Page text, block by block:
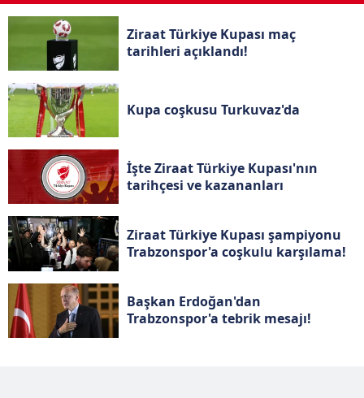
Ziraat Türkiye Kupası maç
tarihleri açıklandı!
Kupa coşkusu Turkuvaz'da
İşte Ziraat Türkiye Kupası'nın
tarihçesi ve kazananları
Ziraat Türkiye Kupası şampiyonu
Trabzonspor'a coşkulu karşılama!
Başkan Erdoğan'dan
Trabzonspor'a tebrik mesajı!